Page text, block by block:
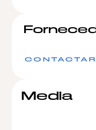
CONTACTAR
Media